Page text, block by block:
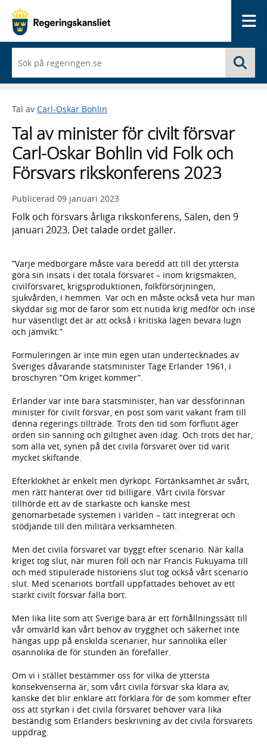
du
börjar
skriva
framträder
lista
med
sökförslag
Tal av Carl-Oskar Bohlin
Tal av minister för civilt försvar
Carl-Oskar Bohlin vid Folk och
Försvars rikskonferens 2023
Publicerad 09 januari 2023
Folk och försvars årliga rikskonferens, Sälen, den 9
januari 2023. Det talade ordet gäller.
”Varje medborgare måste vara beredd att till det yttersta
göra sin insats i det totala försvaret – inom krigsmakten,
civilförsvaret, krigsproduktionen, folkförsörjningen,
sjukvården, i hemmen. Var och en måste också veta hur man
skyddar sig mot de faror som ett nutida krig medför och inse
hur väsentligt det är att också i kritiska lägen bevara lugn
och jämvikt.”
Formuleringen är inte min egen utan undertecknades av
Sveriges dåvarande statsminister Tage Erlander 1961, i
broschyren ”Om kriget kommer”.
Erlander var inte bara statsminister, han var dessförinnan
minister för civilt försvar, en post som varit vakant fram till
denna regerings tillträde. Trots den tid som förflutit äger
orden sin sanning och giltighet även idag. Och trots det har,
som alla vet, synen på det civila försvaret över tid varit
mycket skiftande.
Efterklokhet är enkelt men dyrköpt. Förtänksamhet är svårt,
men rätt hanterat över tid billigare. Vårt civila försvar
tillhörde ett av de starkaste och kanske mest
genomarbetade systemen i världen – tätt integrerat och
stödjande till den militära verksamheten.
Men det civila försvaret var byggt efter scenario. När kalla
kriget tog slut, när muren föll och när Francis Fukuyama till
och med stipulerade historiens slut tog också vårt scenario
slut. Med scenariots bortfall uppfattades behovet av ett
starkt civilt försvar falla bort.
Men lika lite som att Sverige bara är ett förhållningssätt till
vår omvärld kan vårt behov av trygghet och säkerhet inte
hängas upp på enskilda scenarier, hur sannolika eller
osannolika de för stunden än förefaller.
Om vi i stället bestämmer oss för vilka de yttersta
konsekvenserna är, som vårt civila försvar ska klara av,
kanske det blir enklare att förklara för de som kommer efter
oss att styrkan i det civila försvaret behöver vara lika
beständig som Erlanders beskrivning av det civila försvarets
uppdrag.